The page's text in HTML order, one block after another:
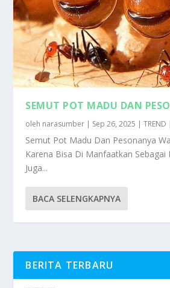
SEMUT POT MADU DAN
oleh narasumber | Sep 26, 2025 |TREND
Semut Pot Madu Dan Pesonanya
Karena Bisa Di Manfaatkan Sebagai
Juga...
BACA SELENGKAPNYA
BERITA TERBARU